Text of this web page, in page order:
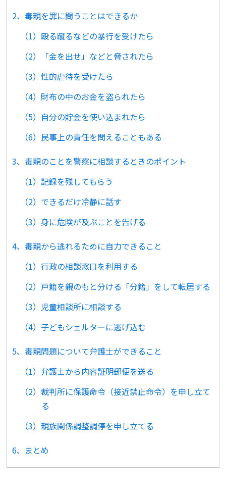
2、毒親を罪に問うことはできるか
（1）殴る蹴るなどの暴行を受けたら
（2）「金を出せ」などと脅されたら
（3）性的虐待を受けたら
（4）財布の中のお金を盗られたら
（5）自分の貯金を使い込まれたら
（6）民事上の責任を問えることもある
3、毒親のことを警察に相談するときのポイント
（1）記録を残してもらう
（2）できるだけ冷静に話す
（3）身に危険が及ぶことを告げる
4、毒親から逃れるために自力できること
（1）行政の相談窓口を利用する
（2）戸籍を親のもと分ける「分籍」をして転居する
（3）児童相談所に相談する
（4）子どもシェルターに逃げ込む
5、毒親問題について弁護士ができること
（1）弁護士から内容証明郵便を送る
（2）裁判所に保護命令（接近禁止命令）を申し立て
る
（3）親族関係調整調停を申し立てる
6、まとめ